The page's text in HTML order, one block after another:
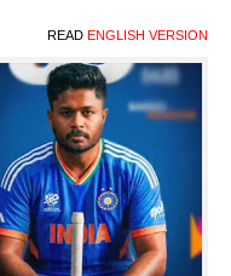
READ ENGLISH VERSION